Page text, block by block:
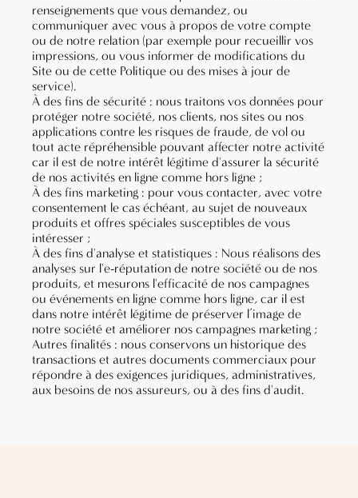
renseignements que vous demandez, ou
communiquer avec vous à propos de votre compte
ou de notre relation (par exemple pour recueillir vos
impressions, ou vous informer de modifications du
Site ou de cette Politique ou des mises à jour de
service).
À des fins de sécurité : nous traitons vos données pour
protéger notre société, nos clients, nos sites ou nos
applications contre les risques de fraude, de vol ou
tout acte répréhensible pouvant affecter notre activité
car il est de notre intérêt légitime d'assurer la sécurité
de nos activités en ligne comme hors ligne ;
À des fins marketing : pour vous contacter, avec votre
consentement le cas échéant, au sujet de nouveaux
produits et offres spéciales susceptibles de vous
intéresser ;
À des fins d'analyse et statistiques : Nous réalisons des
analyses sur l'e-réputation de notre société ou de nos
produits, et mesurons l'efficacité de nos campagnes
ou événements en ligne comme hors ligne, car il est
dans notre intérêt légitime de préserver l’image de
notre société et améliorer nos campagnes marketing ;
Autres finalités : nous conservons un historique des
transactions et autres documents commerciaux pour
répondre à des exigences juridiques, administratives,
aux besoins de nos assureurs, ou à des fins d'audit.